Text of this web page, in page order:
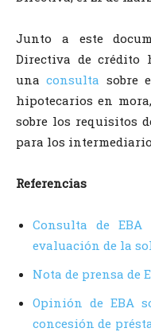
Junto a este
Directiva de crédito
unaconsulta sobre
hipotecarios en
sobre los requisitos
para los
Referencias
Consulta de
evaluación de la
Nota de prensa de
Opinión de EBA
concesión de